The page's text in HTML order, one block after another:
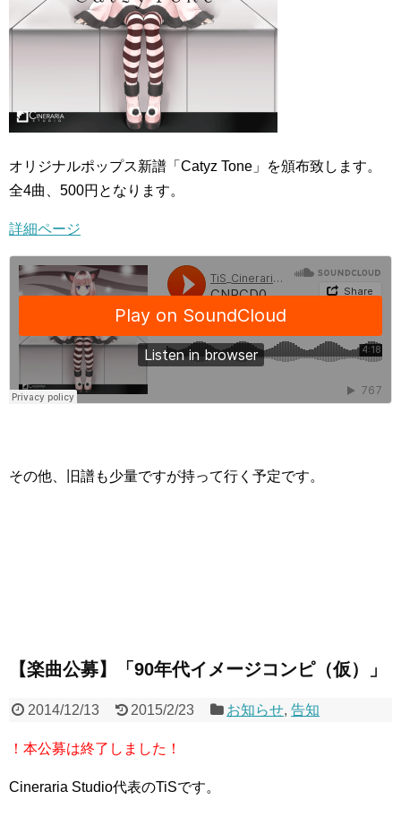
オリジナルポップス新譜「Catyz Tone」を頒布致します。
全4曲、500円となります。
詳細ページ
その他、旧譜も少量ですが持って行く予定です。
【楽曲公募】「90年代イメージコンピ（仮）」
2014/12/13 2015/2/23 お知らせ,告知
！本公募は終了しました！
Cineraria Studio代表のTiSです。